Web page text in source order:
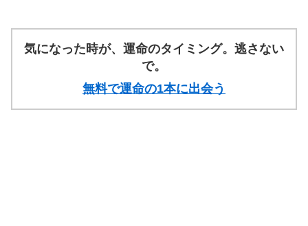
気になった時が、運命のタイミング。逃さない
で。
無料で運命の1本に出会う